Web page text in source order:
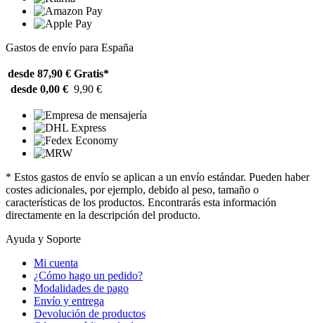
Gastos de envío para España
desde 87,90 € Gratis*
desde 0,00 € 9,90 €
* Estos gastos de envío se aplican a un envío estándar. Pueden haber
costes adicionales, por ejemplo, debido al peso, tamaño o
características de los productos. Encontrarás esta información
directamente en la descripción del producto.
Ayuda y Soporte
Mi cuenta
¿Cómo hago un pedido?
Modalidades de pago
Envío y entrega
Devolución de productos